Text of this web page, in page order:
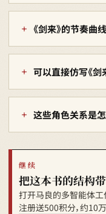
《剑来》的节奏曲
可以直接仿写《剑
这些角色关系是
继续
把这本书的结构
打开马良的多智能体工
注册送500积分，约10万